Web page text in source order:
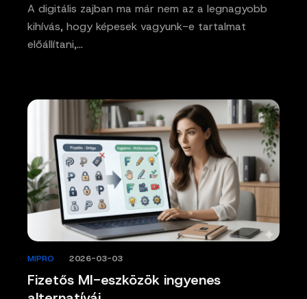
A digitális zajban ma már nem az a legnagyobb
kihívás, hogy képesek vagyunk-e tartalmat
előállítani,…
Fizetős MI-eszközök ingyenes
MIPRO 2026-03-03